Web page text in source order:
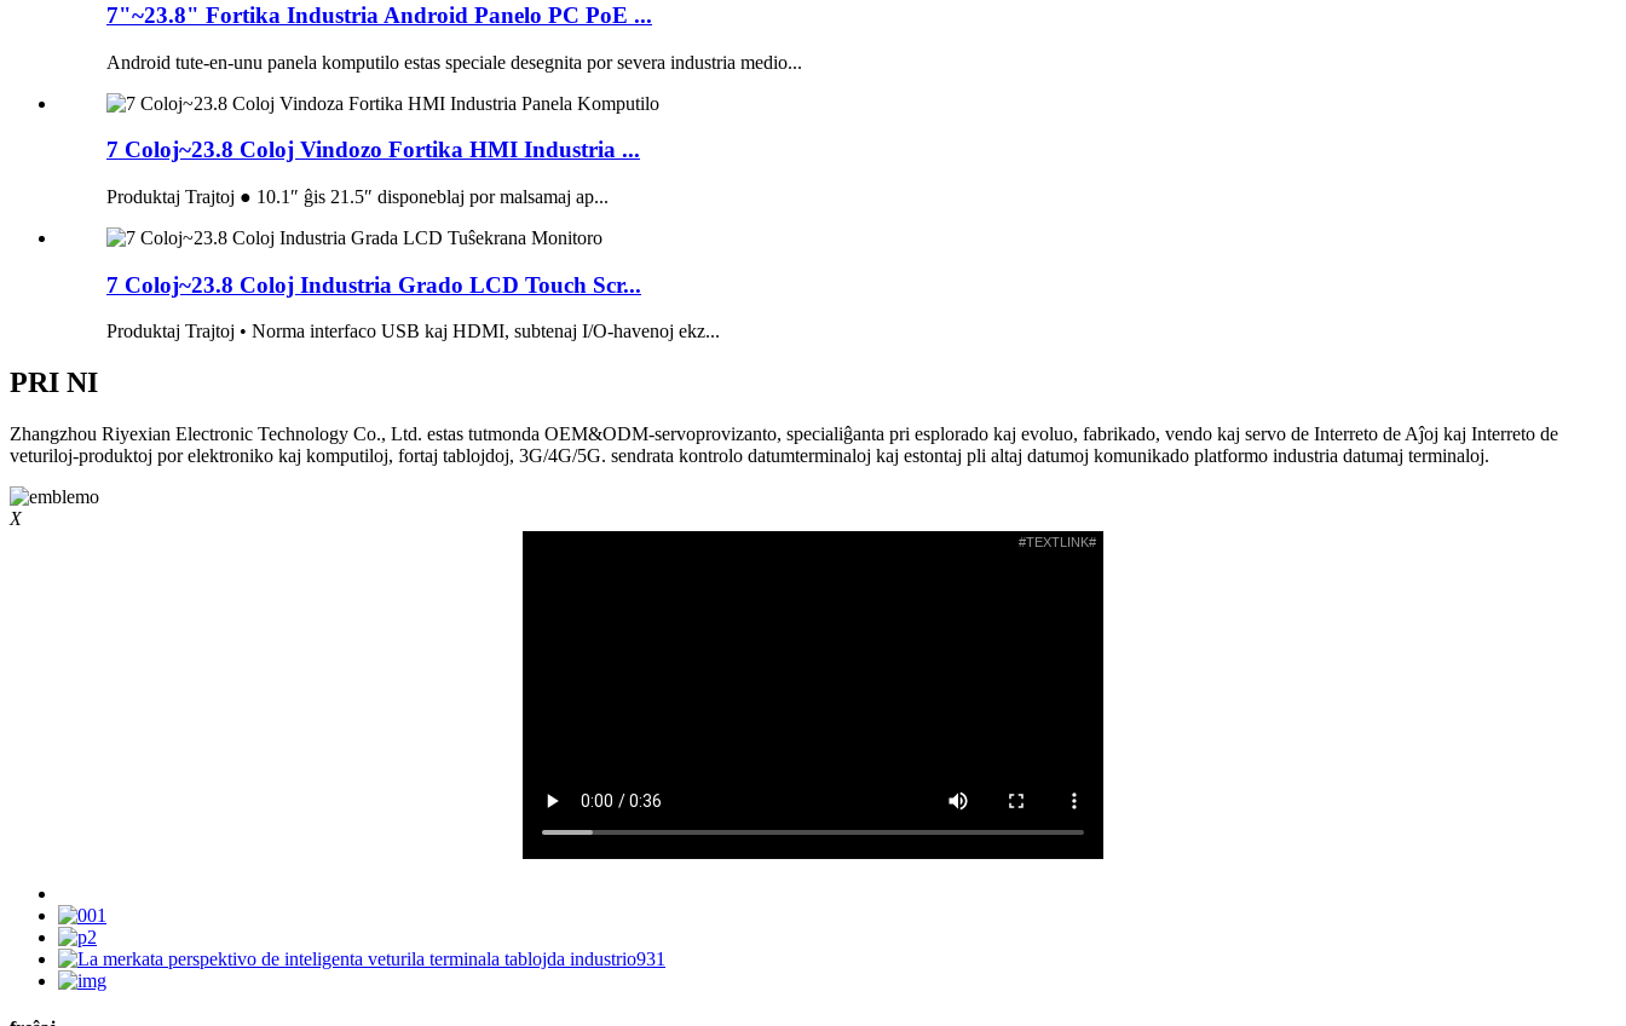
7"~23.8" Fortika Industria Android Panelo PC PoE ...
Android tute-en-unu panela komputilo estas speciale desegnita por severa industria medio...
7 Coloj~23.8 Coloj Vindozo Fortika HMI Industria ...
Produktaj Trajtoj ● 10.1″ ĝis 21.5″ disponeblaj por malsamaj ap...
7 Coloj~23.8 Coloj Industria Grado LCD Touch Scr...
Produktaj Trajtoj • Norma interfaco USB kaj HDMI, subtenaj I/O-havenoj ekz...
PRI NI
Zhangzhou Riyexian Electronic Technology Co., Ltd. estas tutmonda OEM&ODM-servoprovizanto, specialiĝanta pri esplorado kaj evoluo, fabrikado, vendo kaj servo de Interreto de Aĵoj kaj Interreto de
veturiloj-produktoj por elektroniko kaj komputiloj, fortaj tablojdoj, 3G/4G/5G. sendrata kontrolo datumterminaloj kaj estontaj pli altaj datumoj komunikado platformo industria datumaj terminaloj.
X
#TEXTLINK#